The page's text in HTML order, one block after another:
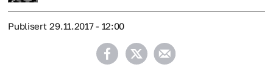
Publisert 29.11.2017 - 12:00